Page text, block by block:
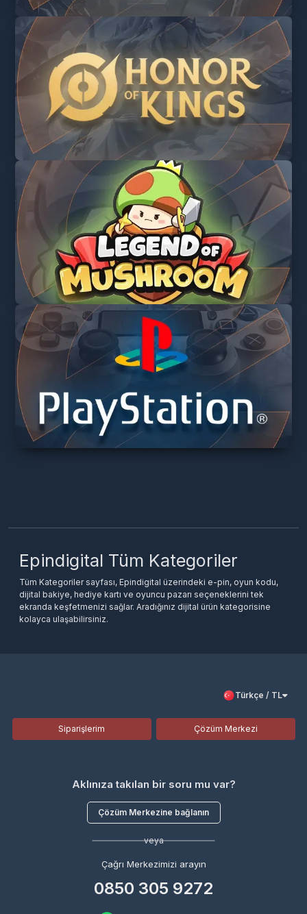
Epindigital Tüm Kategoriler
Tüm Kategoriler sayfası, Epindigital üzerindeki e-pin, oyun kodu,
dijital bakiye, hediye kartı ve oyuncu pazarı seçeneklerini tek
ekranda keşfetmenizi sağlar. Aradığınız dijital ürün kategorisine
kolayca ulaşabilirsiniz.
Türkçe / TL
Siparişlerim Çözüm Merkezi
Aklınıza takılan bir soru mu var?
Çözüm Merkezine bağlanın
veya
Çağrı Merkezimizi arayın
0850 305 9272